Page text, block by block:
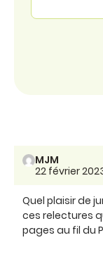
MJM
22 février
Quel plaisir de
ces relectures
pages au fil du